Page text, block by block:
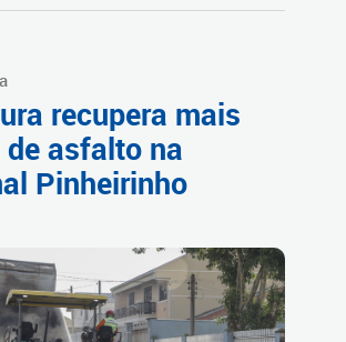
recupera mais
de asfalto na
Pinheirinho